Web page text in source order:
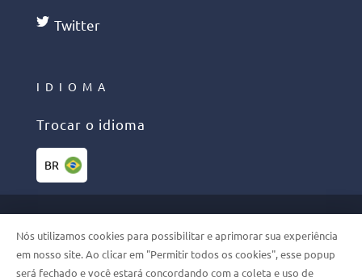
Twitter
IDIOMA
Trocar o idioma
BR
DIREITOS RESERVADOS
Nós utilizamos cookies para possibilitar e aprimorar sua experiência
em nosso site. Ao clicar em "Permitir todos os cookies", esse popup
será fechado e você estará concordando com a coleta e uso de